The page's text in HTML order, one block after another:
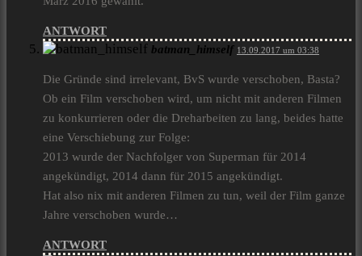
ANTWORT
batman_himself 13.09.2017 um 03:38
Die Gründe sind irrelevant, BvS wurde verschoben, Basta?
Ob ein Film verschoben wird, um nicht mit anderen Filmen
zu konkurrieren oder die Dreharbeiten zu lang, beides hatte
eine Verschiebung zur Folge:
2013 wurde der Nachfolger von Superman für 2014
angekündigt, 2014 dann für 2015 angekündigt.
Hat also nix mit anderen Filmen zu tun, weil der Film ganze
Jahre verschoben wurde…
ANTWORT